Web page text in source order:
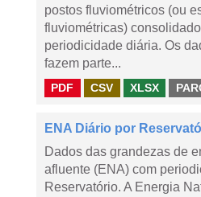
postos fluviométricos (ou
fluviométricas)
periodicidade diária. Os
fazem parte...
PDF CSV XLSX
ENA Diário por
Dados das grandezas de
afluente (ENA) com
Reservatório. A Energia